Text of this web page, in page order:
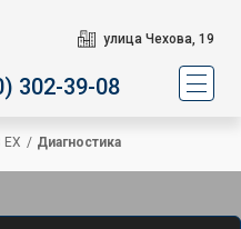
улица Чехова, 19
302-39-08
EX / Диагностика